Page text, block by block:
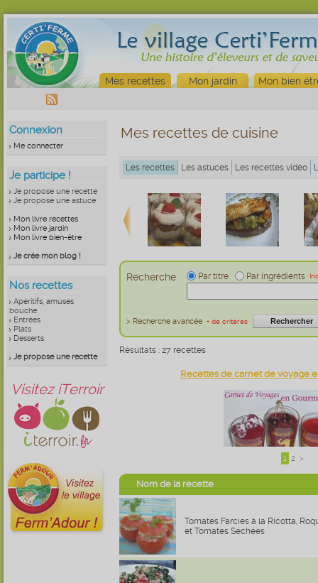
Mes recettes Mon jardin Mon bien
Connexion
Me connecter
Je participe !
Je propose une recette
Je propose une astuce
Mon livre recettes
Mon livre jardin
Mon livre bien-être
Je crée mon blog !
Nos recettes
Apéritifs, amuses
bouche
Entrées
Plats
Desserts
Je propose une recette
Visitez iTerroir
Mes recettes de cuisine
Les recettes Les astuces Les recettes vidéo
Recherche Par titre Par ingrédients
> Recherche avancée + de critères
Résultats : 27 recettes
Recettes de carnet de voyage
1 2 >
Nom de la recette
Tomates Farcies à la Ricotta,
et Tomates Séchées